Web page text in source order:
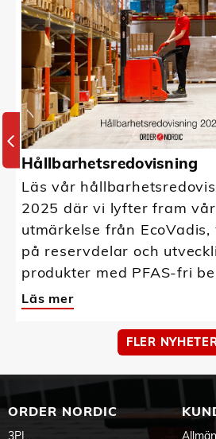
Hållbarhetsredovisning
Läs vår
2025 där vi lyfter fram
utmärkelse från
på reservdelar och
produkter med PFAS-fri
Läs mer
FLER
ORDER NORDIC
3PL